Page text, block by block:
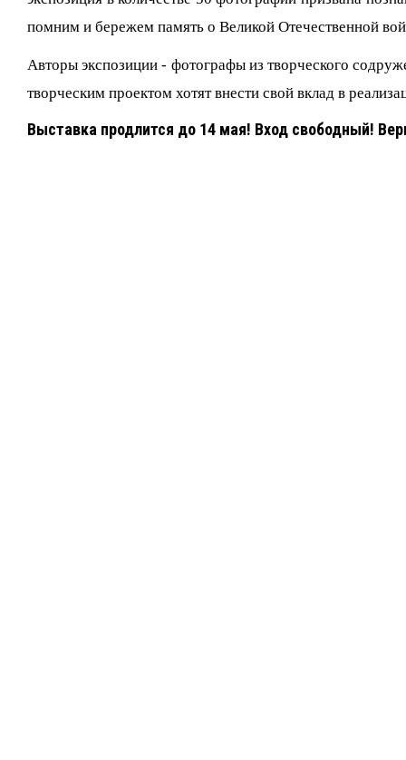
помним и бережем память о Великой Отечественной
Авторы экспозиции - фотографы из творческого
творческим проектом хотят внести свой вклад в
Выставка продлится до 14 мая! Вход свободный!